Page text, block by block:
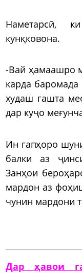
Наметарсӣ,
кунқковона.
-Вай ҳамаашро
карда
худаш гашта
дар куҷо
Ин гапҳоро
балки аз
Занҳои
мардон аз
чунин мардони
Дар ҳавои